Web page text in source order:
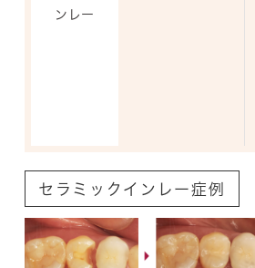
ンレー
セラミックインレー症例